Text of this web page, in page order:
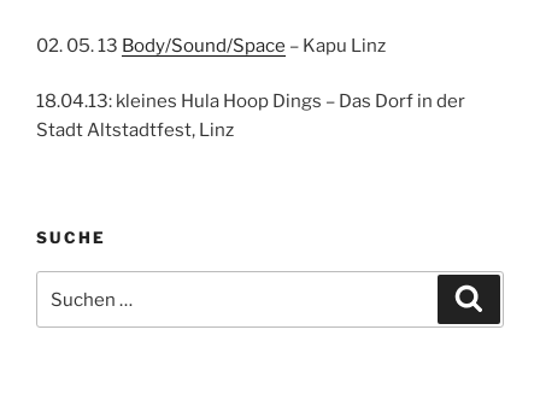
02. 05. 13 Body/Sound/Space – Kapu Linz
18.04.13: kleines Hula Hoop Dings – Das Dorf in der
Stadt Altstadtfest, Linz
SUCHE
nach: